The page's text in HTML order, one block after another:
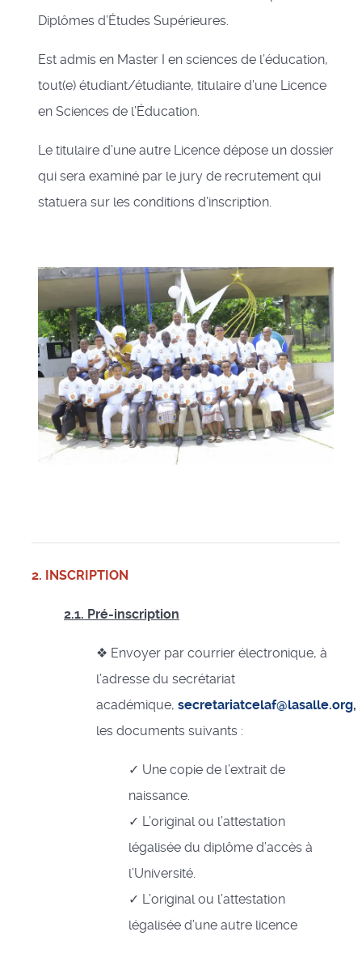
Diplômes d’Études Supérieures.
Est admis en Master I en sciences de l’éducation,
tout(e) étudiant/étudiante, titulaire d’une Licence
en Sciences de l’Éducation.
Le titulaire d’une autre Licence dépose un dossier
qui sera examiné par le jury de recrutement qui
statuera sur les conditions d’inscription.
2. INSCRIPTION
2.1. Pré-inscription
❖ Envoyer par courrier électronique, à
l’adresse du secrétariat
académique, secretariatcelaf@lasalle.org,
les documents suivants :
✓ Une copie de l’extrait de
naissance.
✓ L’original ou l’attestation
légalisée du diplôme d’accès à
l’Université.
✓ L’original ou l’attestation
légalisée d’une autre licence